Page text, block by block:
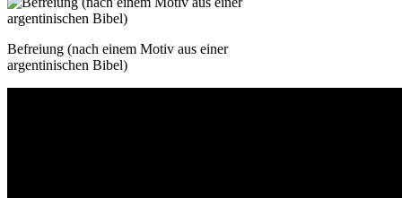
Befreiung (nach einem Motiv aus einer
argentinischen Bibel)